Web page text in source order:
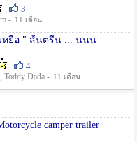
3
- 11 เดือน
เหยื่อ " ส้นตรีน ... นนน
4
, Toddy Dada - 11 เดือน
camper trailer